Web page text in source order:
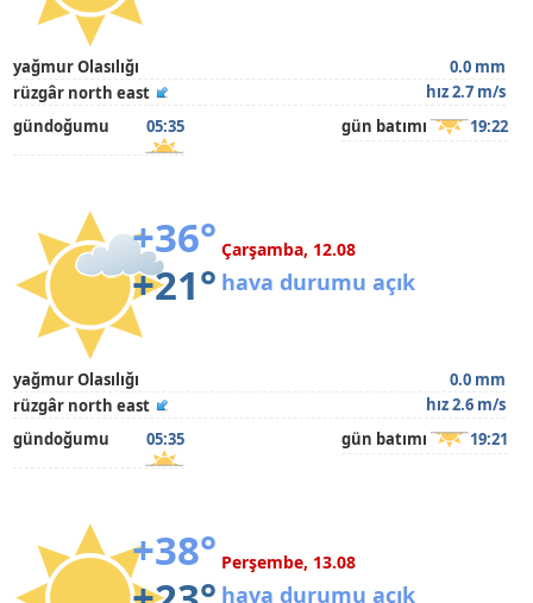
yağmur Olasılığı
0.0 mm
rüzgâr north east
hız 2.7 m/s
gündoğumu
05:35 gün batımı 19:22
+36°
+21°
Çarşamba, 12.08
hava durumu açık
yağmur Olasılığı
0.0 mm
rüzgâr north east
hız 2.6 m/s
gündoğumu
05:35 gün batımı 19:21
+38° Perşembe, 13.08
hava durumu açık